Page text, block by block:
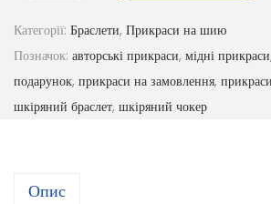
Категорії: Браслети, Прикраси на шию
Позначок: авторські прикраси, мідні прикраси,
подарунок, прикраси на замовлення,
шкіряний браслет, шкіряний чокер
Опис